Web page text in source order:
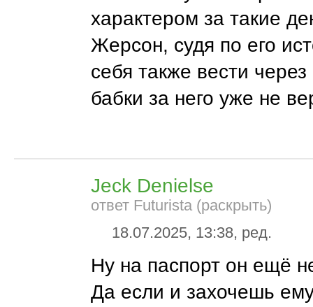
характером за такие
Жерсон, судя по его
себя также вести
бабки за него уже не
Jeck Denielse
ответ Futurista (раскрыть)
18.07.2025, 13:38, ред.
Ну на паспорт он ещё
Да если и захочешь